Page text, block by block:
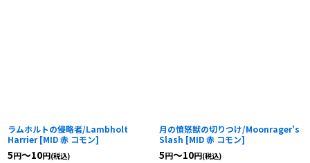
ラムホルトの侵略者/Lambholt
Harrier [MID 赤 コモン]
5円～10円(税込)
月の憤怒獣の切りつけ/Moonrager's
Slash [MID 赤 コモン]
5円～10円(税込)